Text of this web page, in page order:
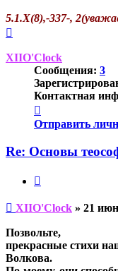
5.1.Х(8),-337-,
началу
XIIO'Clock
Сообщения: 3
Контактная
информация
пользователя
Отправить
Re: Основы
Непрочитанное
XIIO'Clock » 21
Позвольте,
прекрасные стихи
Волкова.